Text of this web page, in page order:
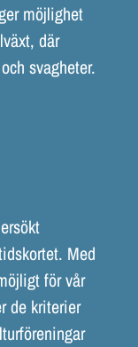
möjlighet
där
svagheter.
Med
för vår
de kriterier